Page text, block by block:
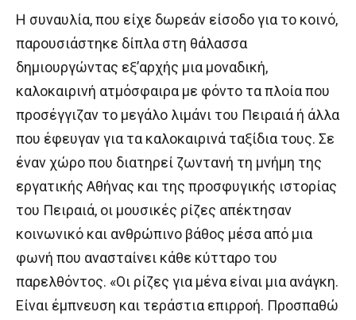
Η συναυλία, που είχε δωρεάν είσοδο για το κοινό,
παρουσιάστηκε δίπλα στη θάλασσα
δημιουργώντας εξ’αρχής μια μοναδική,
καλοκαιρινή ατμόσφαιρα με φόντο τα πλοία που
προσέγγιζαν το μεγάλο λιμάνι του Πειραιά ή άλλα
που έφευγαν για τα καλοκαιρινά ταξίδια τους. Σε
έναν χώρο που διατηρεί ζωντανή τη μνήμη της
εργατικής Αθήνας και της προσφυγικής ιστορίας
του Πειραιά, οι μουσικές ρίζες απέκτησαν
κοινωνικό και ανθρώπινο βάθος μέσα από μια
φωνή που ανασταίνει κάθε κύτταρο του
παρελθόντος. «Οι ρίζες για μένα είναι μια ανάγκη.
Είναι έμπνευση και τεράστια επιρροή. Προσπαθώ